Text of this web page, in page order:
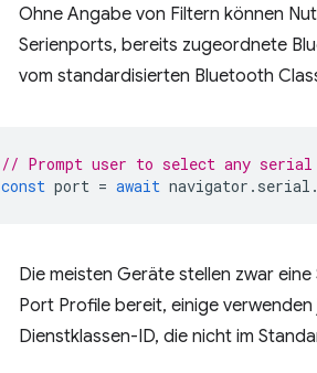
Ohne Angabe von Filtern können
Serienports, bereits zugeordnete
vom standardisierten Bluetooth
// Prompt user to select any
const port = await navigator . serial .
Die meisten Geräte stellen zwar
Port Profile bereit, einige
Dienstklassen-ID, die nicht im